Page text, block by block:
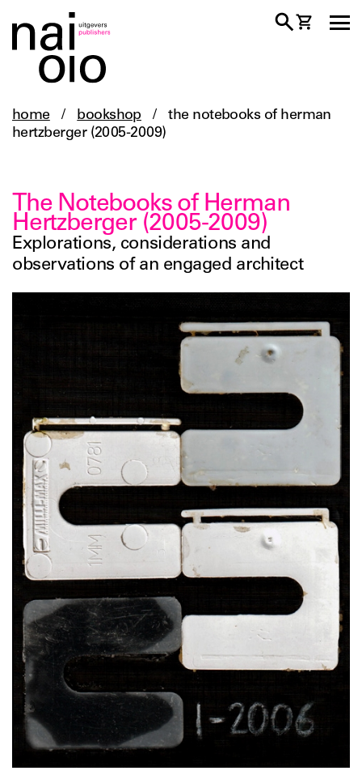
home / bookshop /
the notebooks of herman
hertzberger (2005-2009)
The Notebooks of Herman
Hertzberger (2005-2009)
Explorations, considerations and
observations of an engaged architect